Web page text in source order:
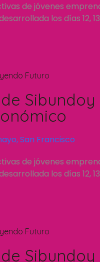
de jóvenes
los días 12,
Futuro
,San Francisco
de jóvenes
los días 12,
Futuro